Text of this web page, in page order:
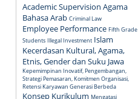
Academic Supervision Agama
Bahasa Arab Criminal Law
Employee Performance Fifth Grade
Students Illegal Investment Islam
Kecerdasan Kultural, Agama,
Etnis, Gender dan Suku Jawa
Kepemimpinan Inovatif, Pengembangan,
Strategi Pemasaran, Komitmen Organisasi,
Retensi Karyawan Generasi Berbeda
Konsep Kurikulum Mengatasi